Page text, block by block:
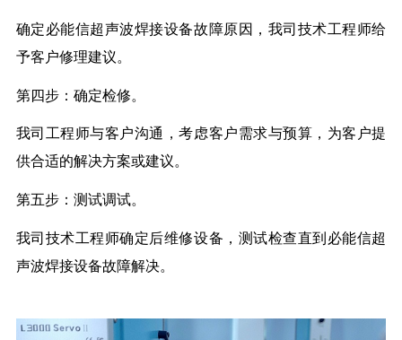
确定必能信超声波焊接设备故障原因，我司技术工程师给
予客户修理建议。
第四步：确定检修。
我司工程师与客户沟通，考虑客户需求与预算，为客户提
供合适的解决方案或建议。
第五步：测试调试。
我司技术工程师确定后维修设备，测试检查直到必能信超
声波焊接设备故障解决。